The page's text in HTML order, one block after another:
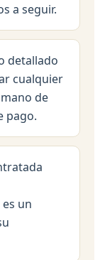
a seguir.
detallado
cualquier
de
pago.
un